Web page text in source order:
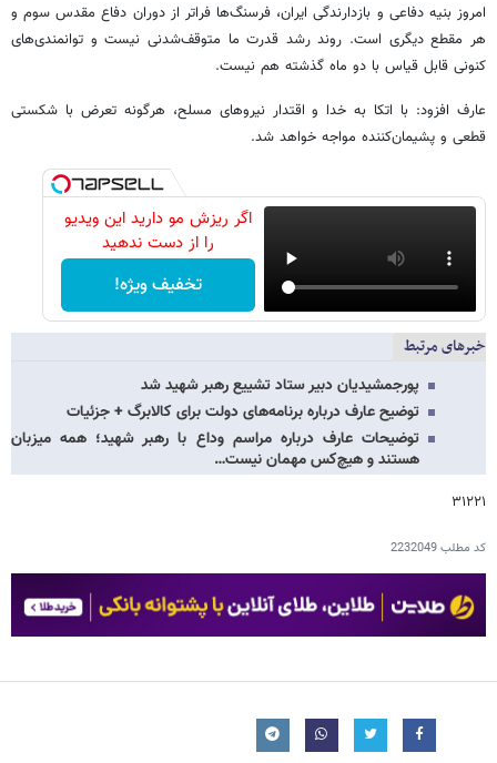
امروز بنیه دفاعی و بازدارندگی ایران، فرسنگ‌ها فراتر از دوران دفاع مقدس سوم و
هر مقطع دیگری است. روند رشد قدرت ما متوقف‌شدنی نیست و توانمندی‌های
کنونی قابل قیاس با دو ماه گذشته هم نیست.
عارف افزود: با اتکا به خدا و اقتدار نیروهای مسلح، هرگونه تعرض با شکستی
قطعی و پشیمان‌کننده مواجه خواهد شد.
اگر ریزش مو دارید این ویدیو
را از دست ندهید
تخفیف ویژه!
خبرهای مرتبط
پورجمشیدیان دبیر ستاد تشییع رهبر شهید شد
توضیح عارف درباره برنامه‌های دولت برای کالابرگ + جزئیات
توضیحات عارف درباره مراسم وداع با رهبر شهید؛ همه میزبان
هستند و هیچ‌کس مهمان نیست…
۳۱۲۲۱
کد مطلب2232049